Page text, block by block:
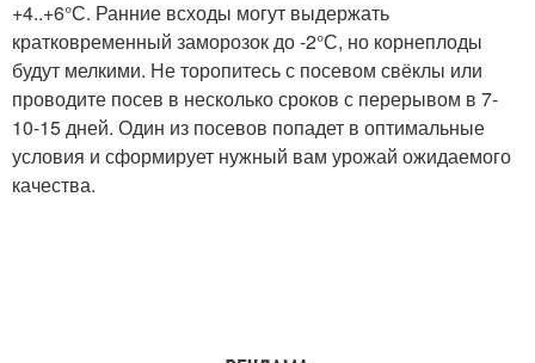
+4..+6°С. Ранние всходы могут выдержать
кратковременный заморозок до -2°С, но корнеплоды
будут мелкими. Не торопитесь с посевом свёклы или
проводите посев в несколько сроков с перерывом в 7-
10-15 дней. Один из посевов попадет в оптимальные
условия и сформирует нужный вам урожай ожидаемого
качества.